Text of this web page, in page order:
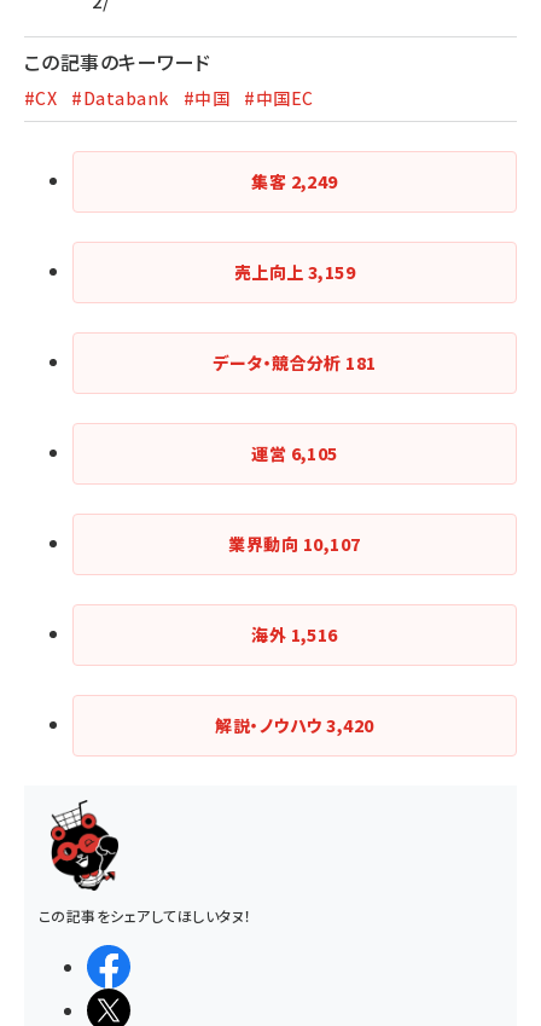
この記事のキーワード
#CX #Databank #中国 #中国EC
集客 2,249
売上向上 3,159
データ・競合分析 181
運営 6,105
業界動向 10,107
海外 1,516
解説・ノウハウ3,420
この記事をシェアしてほしいタヌ！